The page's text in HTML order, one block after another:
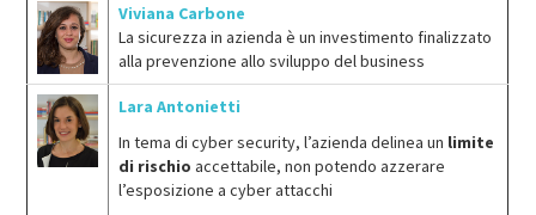
Viviana Carbone
La sicurezza in azienda è un investimento finalizzato
alla prevenzione allo sviluppo del business
Lara Antonietti
In tema di cyber security, l’azienda delinea un limite
di rischio accettabile, non potendo azzerare
l’esposizione a cyber attacchi